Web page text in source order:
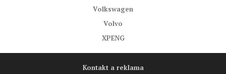
Volkswagen
Volvo
XPENG
Kontakt a reklama